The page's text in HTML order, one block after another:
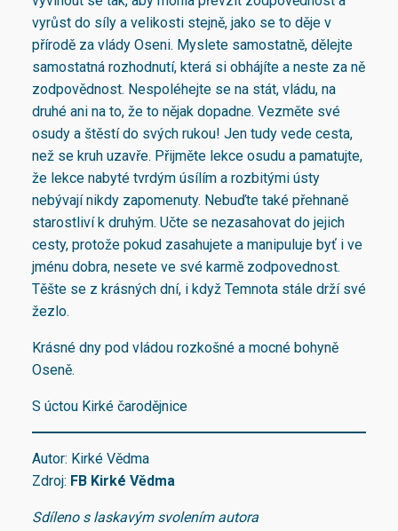
vyrůst do síly a velikosti stejně, jako se to děje v
přírodě za vlády Oseni. Myslete samostatně, dělejte
samostatná rozhodnutí, která si obhájíte a neste za ně
zodpovědnost. Nespoléhejte se na stát, vládu, na
druhé ani na to, že to nějak dopadne. Vezměte své
osudy a štěstí do svých rukou! Jen tudy vede cesta,
než se kruh uzavře. Přijměte lekce osudu a pamatujte,
že lekce nabyté tvrdým úsílím a rozbitými ústy
nebývají nikdy zapomenuty. Nebuďte také přehnaně
starostliví k druhým. Učte se nezasahovat do jejich
cesty, protože pokud zasahujete a manipuluje byť i ve
jménu dobra, nesete ve své karmě zodpovednost.
Těšte se z krásných dní, i když Temnota stále drží své
žezlo.
Krásné dny pod vládou rozkošné a mocné bohyně
Oseně.
S úctou Kirké čarodějnice
Autor: Kirké Vědma
Zdroj: FB Kirké Vědma
Sdíleno s laskavým svolením autora